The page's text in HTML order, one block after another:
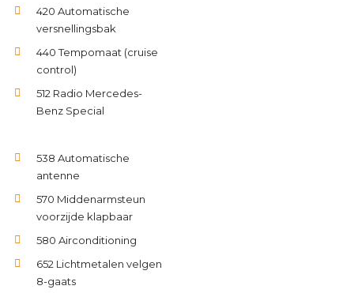
420 Automatische
versnellingsbak
440 Tempomaat (cruise
control)
512 Radio Mercedes-
Benz Special
538 Automatische
antenne
570 Middenarmsteun
voorzijde klapbaar
580 Airconditioning
652 Lichtmetalen velgen
8-gaats